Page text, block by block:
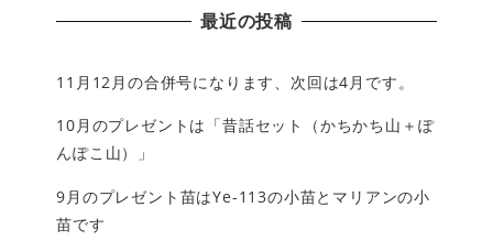
最近の投稿
11月12月の合併号になります、次回は4月です。
10月のプレゼントは「昔話セット（かちかち山＋ぽ
んぽこ山）」
9月のプレゼント苗はYe-113の小苗とマリアンの小
苗です